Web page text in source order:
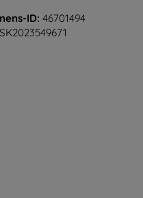
ID: 46701494
SK2023549671